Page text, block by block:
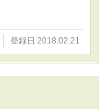
登録日 2018.02.21